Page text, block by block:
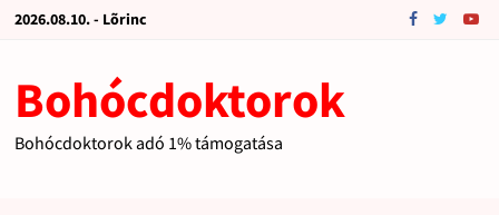
2026.08.10. - Lõrinc
Bohócdoktorok
Bohócdoktorok adó 1% támogatása